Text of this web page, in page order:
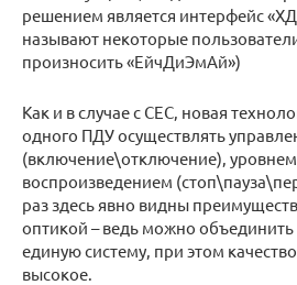
решением является интерфейс
называют некоторые
произносить «ЕйчДиЭмАй»)
Как и в случае с CEC, новая
одного ПДУ осуществлять
(включение\отключение), уровнем
воспроизведением
раз здесь явно видны
оптикой – ведь можно объединить
единую систему, при этом
высокое.